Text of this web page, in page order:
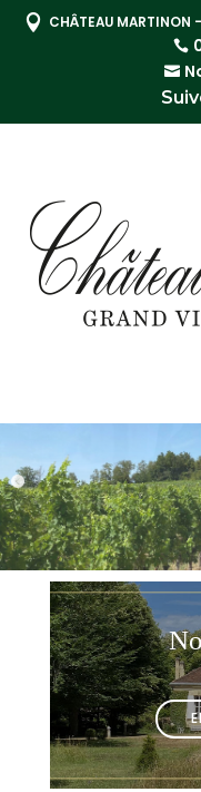
 CHÂTEAU MARTINON